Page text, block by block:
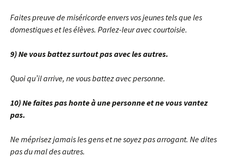
Faites preuve de miséricorde envers vos jeunes tels que les
domestiques et les élèves. Parlez-leur avec courtoisie.
9) Ne vous battez surtout pas avec les autres.
Quoi qu’il arrive, ne vous battez avec personne.
10) Ne faites pas honte à une personne et ne vous vantez
pas.
Ne méprisez jamais les gens et ne soyez pas arrogant. Ne dites
pas du mal des autres.